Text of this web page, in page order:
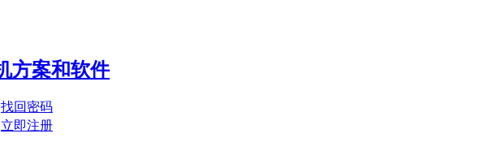
找回密码
立即注册